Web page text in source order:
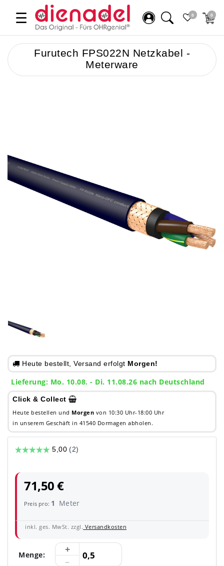
☰ 0 0
Furutech FPS022N Netzkabel -
Meterware
Heute bestellt, Versand erfolgt Morgen!
Lieferung: Mo. 10.08. - Di. 11.08.26 nach Deutschland
Click & Collect
Heute bestellen und Morgen von 10:30 Uhr-18:00 Uhr
in unserem Geschäft in 41540 Dormagen abholen.
71,50 €
Preis pro: 1 Meter
inkl. ges. MwSt. zzgl. Versandkosten
Menge: